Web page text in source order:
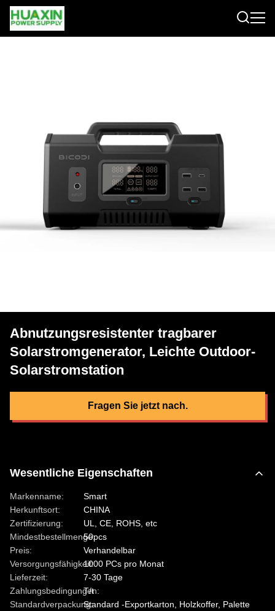
Abnutzungsresistenter tragbarer
Solarstromgenerator, Leichte Outdoor-
Solarstromstation
Fragen Sie jetzt nach.
Wesentliche Eigenschaften
Markenname:
Smart
Herkunftsort:
CHINA
Zertifizierung:
UL, CE, ROHS, etc
Mindestbestellmenge:50pcs
Preis:
Verhandelbar
Versorgungsfähigkeit:1000 PCs pro Monat
Lieferzeit:
7-30 Tage
Zahlungsbedingungen:
T/t
Standardverpackung:Standard -Exportkarton, Holzkoffer, Palette